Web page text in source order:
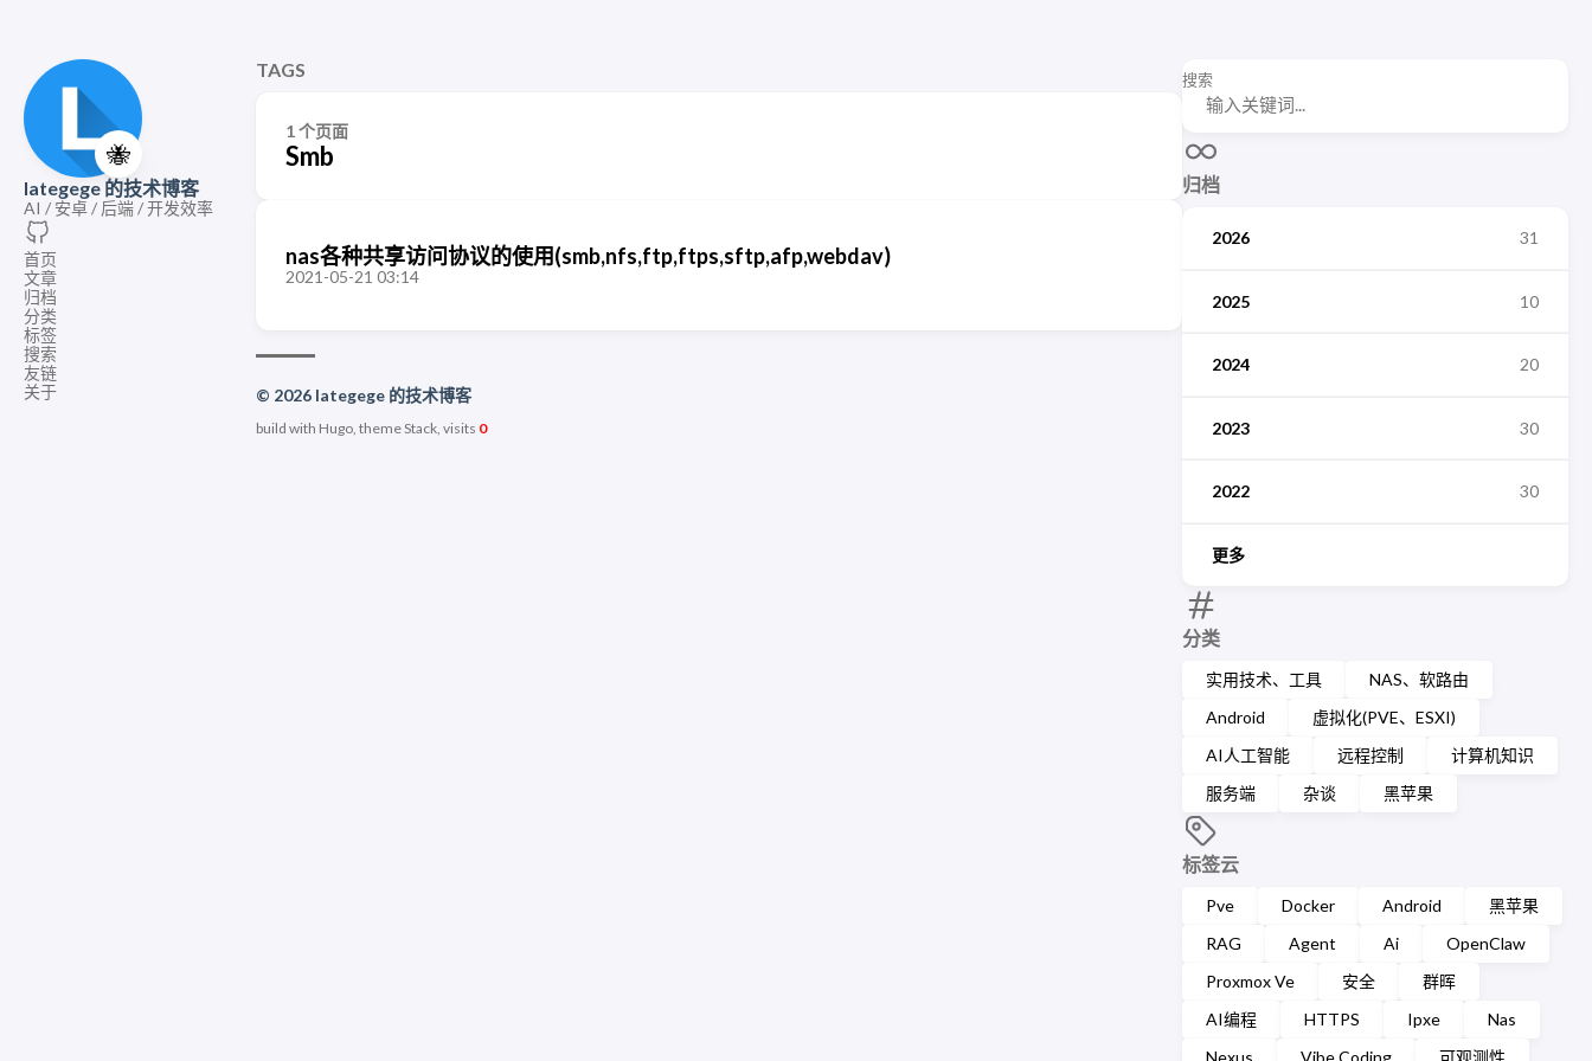
🐝
lategege 的技术博客
AI / 安卓 / 后端 / 开发效率
首页
文章
归档
分类
标签
搜索
友链
关于
搜索
归档
2026 31
2025 10
2024 20
2023 30
2022 30
更多
分类
实用技术、工具
NAS、软路由
Android
虚拟化(PVE、ESXI)
AI人工智能
远程控制
计算机知识
服务端
杂谈 黑苹果
标签云
Pve Docker Android
黑苹果
RAG
Agent Ai
OpenClaw
Proxmox Ve
安全
群晖
AI编程
HTTPS Ipxe
Nas
Nexus
Vibe Coding 可观测性
TAGS
1 个页面
Smb
nas各种共享访问协议的使用(smb,nfs,ftp,ftps,sftp,afp,webdav)
2021-05-21 03:14
© 2026 lategege 的技术博客
build with Hugo, theme Stack, visits 0